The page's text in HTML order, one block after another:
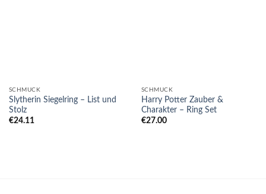
SCHMUCK
Slytherin Siegelring – List und
Stolz
€24.11
SCHMUCK
Harry Potter Zauber &
Charakter – Ring Set
€27.00